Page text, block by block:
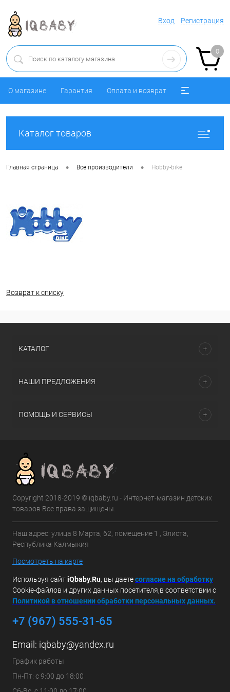
Вход Регистрация
0
О магазине Гарантия Оплата и возврат
Каталог товаров
Главная страница • Все производители • Hobby-bike
Возврат к списку
КАТАЛОГ
НАШИ ПРЕДЛОЖЕНИЯ
ПОМОЩЬ И СЕРВИСЫ
Copyright 2018-2019 © iqbaby.ru - Интернет-магазин детских
товаров Все права защищены.
Наш адрес: улица 8 Марта, 62, помещение 1 , Элиста,
Республика Калмыкия
Посмотреть на карте
Используя сайтiQbaby.Ru, вы даетесогласие на обработку
Cookie-файлов и других данных посетителя,в соответствии с
Политикой в отношении обработки персональных данных.
+7 (967) 555-31-65
Email: iqbaby@yandex.ru
График работы
Пн-Пт: с 9:00 до 18:00